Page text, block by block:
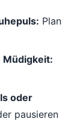
Plan
Müdigkeit:
oder
pausieren